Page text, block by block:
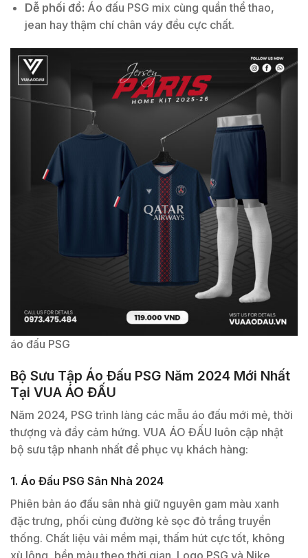
Dễ phối đồ: Áo đấu PSG mix cùng quần thể thao,
jean hay thậm chí chân váy đều cực chất.
áo đấu PSG
Bộ Sưu Tập Áo Đấu PSG Năm 2024 Mới Nhất
Tại VUA ÁO ĐẤU
Năm 2024, PSG trình làng các mẫu áo đấu mới mẻ, thời
thượng và đầy cảm hứng. VUA ÁO ĐẤU luôn cập nhật
bộ sưu tập nhanh nhất để phục vụ khách hàng:
1. Áo Đấu PSG Sân Nhà 2024
Phiên bản áo đấu sân nhà giữ nguyên gam màu xanh
đặc trưng, phối cùng đường kẻ sọc đỏ trắng truyền
thống. Chất liệu vải mềm mại, thấm hút cực tốt, không